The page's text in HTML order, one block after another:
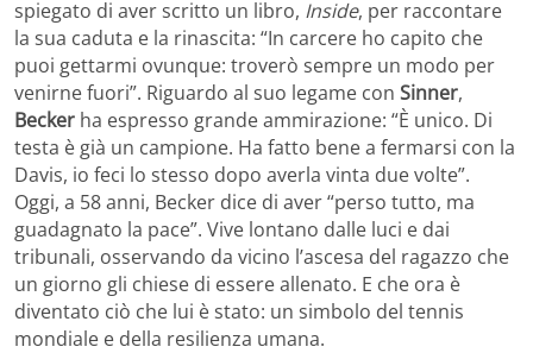
spiegato di aver scritto un libro, Inside, per raccontare
la sua caduta e la rinascita: “In carcere ho capito che
puoi gettarmi ovunque: troverò sempre un modo per
venirne fuori”. Riguardo al suo legame con Sinner,
Becker ha espresso grande ammirazione: “È unico. Di
testa è già un campione. Ha fatto bene a fermarsi con la
Davis, io feci lo stesso dopo averla vinta due volte”.
Oggi, a 58 anni, Becker dice di aver “perso tutto, ma
guadagnato la pace”. Vive lontano dalle luci e dai
tribunali, osservando da vicino l’ascesa del ragazzo che
un giorno gli chiese di essere allenato. E che ora è
diventato ciò che lui è stato: un simbolo del tennis
mondiale e della resilienza umana.